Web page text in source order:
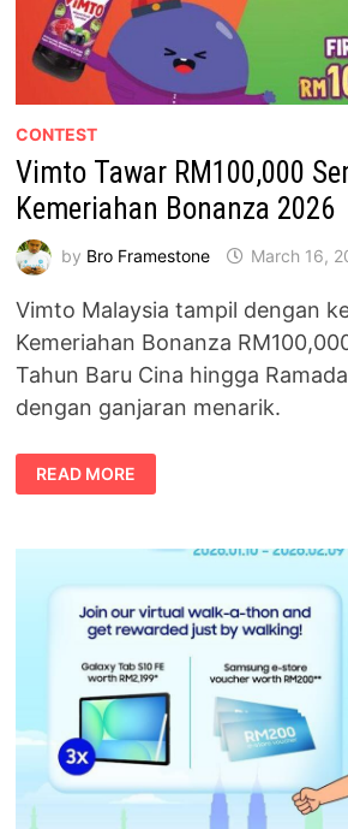
CONTEST
Vimto Tawar RM100,000
Kemeriahan Bonanza 2026
by Bro Framestone March 16,
Vimto Malaysia tampil dengan
Kemeriahan Bonanza
Tahun Baru Cina hingga
dengan ganjaran menarik.
VIMTO
TAWAR
RM100,000
KEMERIAHAN
READ MORE